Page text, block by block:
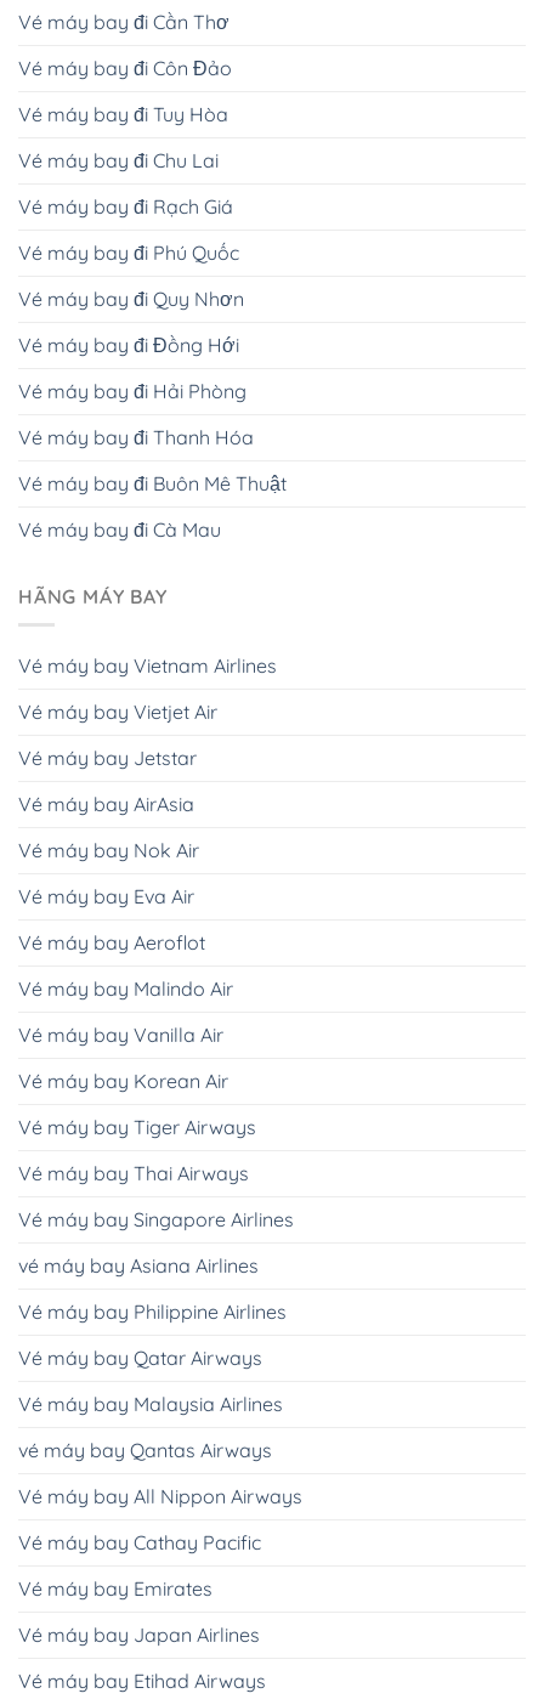
Vé máy bay đi Cần Thơ
Vé máy bay đi Côn Đảo
Vé máy bay đi Tuy Hòa
Vé máy bay đi Chu Lai
Vé máy bay đi Rạch Giá
Vé máy bay đi Phú Quốc
Vé máy bay đi Quy Nhơn
Vé máy bay đi Đồng Hới
Vé máy bay đi Hải Phòng
Vé máy bay đi Thanh Hóa
Vé máy bay đi Buôn Mê Thuật
Vé máy bay đi Cà Mau
HÃNG MÁY BAY
Vé máy bay Vietnam Airlines
Vé máy bay Vietjet Air
Vé máy bay Jetstar
Vé máy bay AirAsia
Vé máy bay Nok Air
Vé máy bay Eva Air
Vé máy bay Aeroflot
Vé máy bay Malindo Air
Vé máy bay Vanilla Air
Vé máy bay Korean Air
Vé máy bay Tiger Airways
Vé máy bay Thai Airways
Vé máy bay Singapore Airlines
vé máy bay Asiana Airlines
Vé máy bay Philippine Airlines
Vé máy bay Qatar Airways
Vé máy bay Malaysia Airlines
vé máy bay Qantas Airways
Vé máy bay All Nippon Airways
Vé máy bay Cathay Pacific
Vé máy bay Emirates
Vé máy bay Japan Airlines
Vé máy bay Etihad Airways